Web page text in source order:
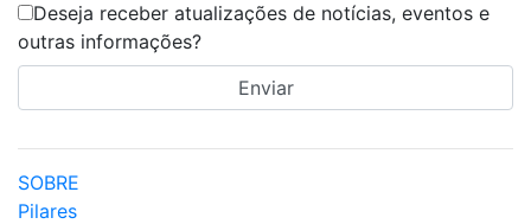
Deseja receber atualizações de notícias, eventos e
outras informações?
SOBRE
Pilares